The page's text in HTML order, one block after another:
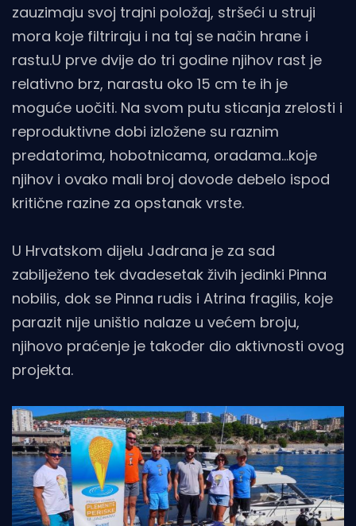
zauzimaju svoj trajni položaj, stršeći u struji
mora koje filtriraju i na taj se način hrane i
rastu.U prve dvije do tri godine njihov rast je
relativno brz, narastu oko 15 cm te ih je
moguće uočiti. Na svom putu sticanja zrelosti i
reproduktivne dobi izložene su raznim
predatorima, hobotnicama, oradama...koje
njihov i ovako mali broj dovode debelo ispod
kritične razine za opstanak vrste.
U Hrvatskom dijelu Jadrana je za sad
zabilježeno tek dvadesetak živih jedinki Pinna
nobilis, dok se Pinna rudis i Atrina fragilis, koje
parazit nije uništio nalaze u većem broju,
njihovo praćenje je također dio aktivnosti ovog
projekta.